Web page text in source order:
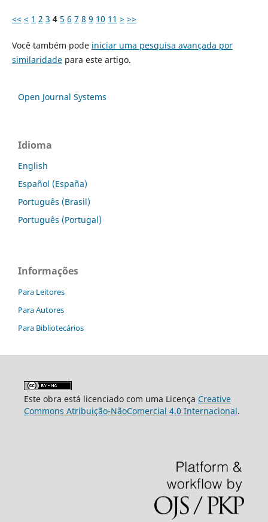
<< < 1 2 3 4 5 6 7 8 9 10 11 > >>
Você também pode iniciar uma pesquisa avançada por
similaridadepara este artigo.
Open Journal Systems
Idioma
English
Español (España)
Português (Brasil)
Português (Portugal)
Informações
Para Leitores
Para Autores
Para Bibliotecários
Este obra está licenciado com uma Licença Creative
Commons Atribuição-NãoComercial 4.0 Internacional.